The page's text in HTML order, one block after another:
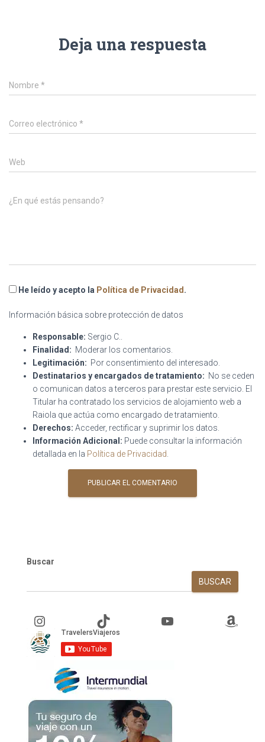
Deja una respuesta
Nombre *
Correo electrónico *
Web
¿En qué estás pensando?
He leído y acepto la Política de Privacidad.
Información básica sobre protección de datos
Responsable: Sergio C..
Finalidad: Moderar los comentarios.
Legitimación: Por consentimiento del interesado.
Destinatarios y encargados de tratamiento: No se ceden
o comunican datos a terceros para prestar este servicio. El
Titular ha contratado los servicios de alojamiento web a
Raiola que actúa como encargado de tratamiento.
Derechos: Acceder, rectificar y suprimir los datos.
Información Adicional: Puede consultar la información
detallada en la Política de Privacidad
Buscar
BUSCAR
Instagram TikTok YouTube Amazon